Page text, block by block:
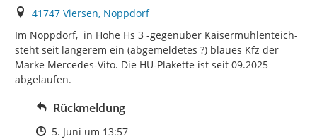
Ort
41747 Viersen, Noppdorf
Im Noppdorf,  in Höhe Hs 3 -gegenüber Kaisermühlenteich-
steht seit längerem ein (abgemeldetes ?) blaues Kfz der
Marke Mercedes-Vito. Die HU-Plakette ist seit 09.2025
abgelaufen.
Rückmeldung
Zeitpunkt des Erstellens
5. Juni um 13:57